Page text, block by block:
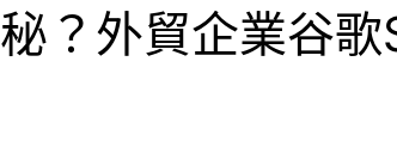
？外貿企業谷歌